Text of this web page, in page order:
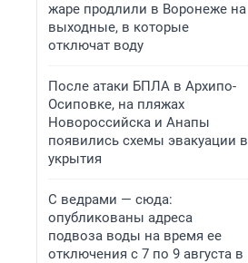
жаре продлили в Воронеже на
выходные, в которые
отключат воду
После атаки БПЛА в Архипо-
Осиповке, на пляжах
Новороссийска и Анапы
появились схемы эвакуации в
укрытия
С ведрами — сюда:
опубликованы адреса
подвоза воды на время ее
отключения с 7 по 9 августа в